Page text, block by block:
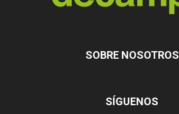
SOBRE NOSOTROS
SÍGUENOS